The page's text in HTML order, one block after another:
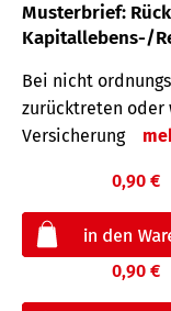
Musterbrief:
Kapitallebens-/
Bei nicht
zurücktreten oder
Versicherung
0,90 €
0,90 €